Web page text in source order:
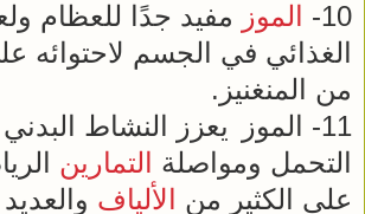
10-
الموز مفيد جدًا للعظام
الغذائي في الجسم لاحتوائه
من المنغنيز.
11- الموز
يعزز النشاط
التحمل ومواصلة التمارين
على الكثير من الألياف